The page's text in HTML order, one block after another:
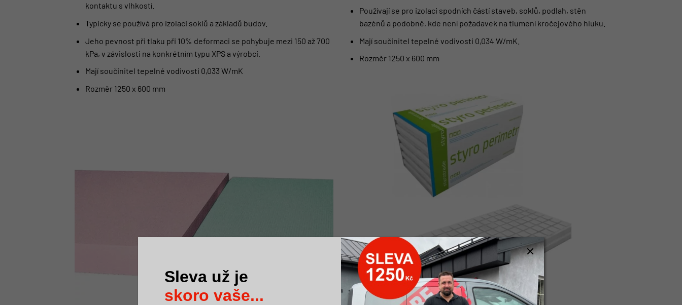
kontaktu s vlhkostí.
Typicky se používá pro izolaci soklů a základů budov.
Jeho pevnost při tlaku při 10% deformaci se pohybuje mezi 150 až 700
kPa, v závislosti na konkrétním typu XPS a výrobci.
Mají součinitel tepelné vodivosti 0,033 W/mK
Rozměr 1250 x 600 mm
Používají se pro izolaci spodních částí staveb, soklů, podlah, stěn
bazénů a podobně, kde není požadavek na tlumení kročejového hluku.
Mají součinitel tepelné vodivosti 0,034 W/mK.
Rozměr 1250 x 600 mm
Sleva už je
skoro vaše...